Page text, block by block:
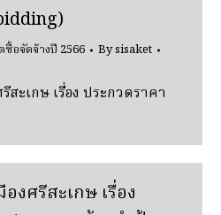
ซื้อจัดจ้างปี 2566 Bysisaket
ะเกษ เรื่อง ประกวดราคา
งศรีสะเกษ เรื่อง